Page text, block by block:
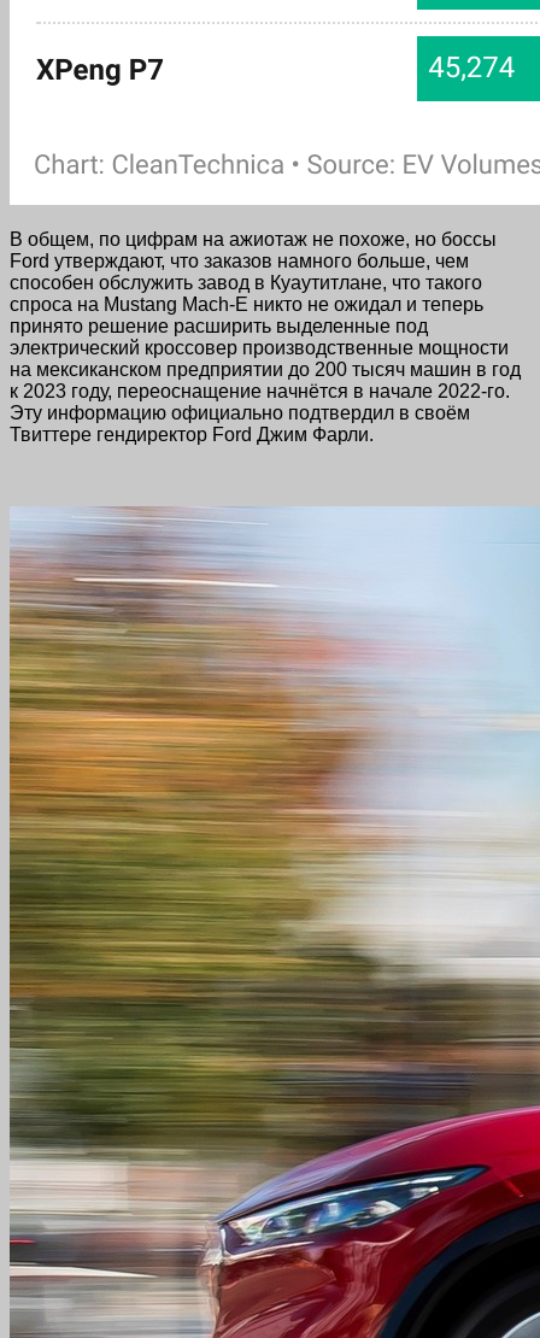
В общем, по цифрам на ажиотаж не похоже, но боссы
Ford утверждают, что заказов намного больше, чем
способен обслужить завод в Куаутитлане, что такого
спроса на Mustang Mach-E никто не ожидал и теперь
принято решение расширить выделенные под
электрический кроссовер производственные мощности
на мексиканском предприятии до 200 тысяч машин в год
к 2023 году, переоснащение начнётся в начале 2022-го.
Эту информацию официально подтвердил в своём
Твиттере гендиректор Ford Джим Фарли.